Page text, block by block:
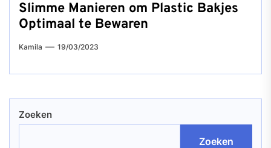
Slimme Manieren om Plastic Bakjes
Optimaal te Bewaren
Kamila 19/03/2023
Zoeken
Zoeken